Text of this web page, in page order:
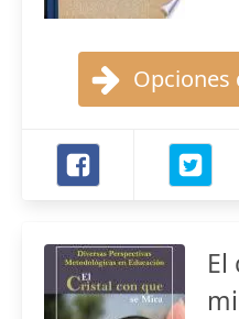
Opciones
El